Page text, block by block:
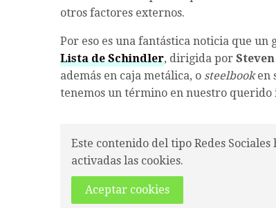
otros factores externos.
Por eso es una fantástica noticia que
Lista de Schindler, dirigida por
además en caja metálica, o steelbooken
tenemos un término en nuestro querido
Este contenido del tipo Redes
activadas las cookies.
Aceptar cookies